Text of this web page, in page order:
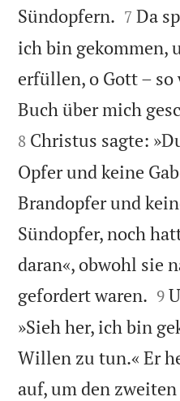
Sündopfern. 

7 Da
ich bin gekommen,
erfüllen, o Gott – so
Buch über mich
8 Christus sagte:
Opfer und keine
Brandopfer und
Sündopfer, noch
daran«, obwohl sie
gefordert waren. 

9
»Sieh her, ich bin
Willen zu tun.« Er
auf, um den